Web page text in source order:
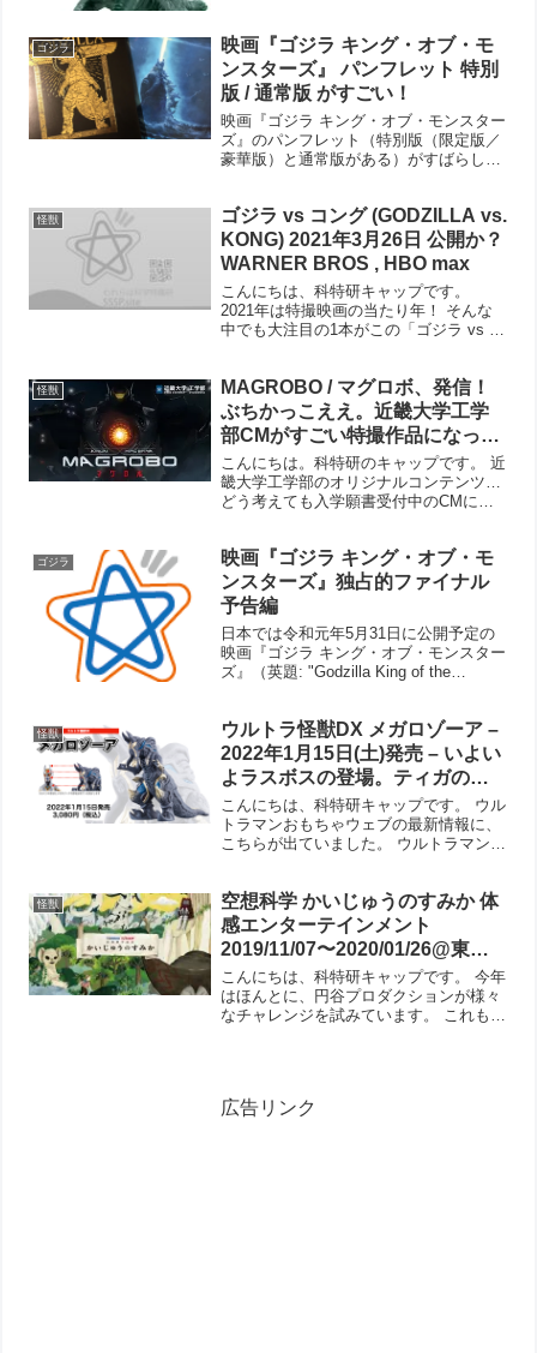
ゴジラ
映画『ゴジラ キング・オブ・モ
ンスターズ』 パンフレット 特別
版 / 通常版 がすごい！
映画『ゴジラ キング・オブ・モンスター
ズ』のパンフレット（特別版（限定版／
豪華版）と通常版がある）がすばらしか
関連本の紹介です。あわせてご覧くださ
い。 『ゴジラ キング...
怪獣
ゴジラ vs コング (GODZILLA vs.
KONG) 2021年3月26日 公開か？
WARNER BROS , HBO max
こんにちは、科特研キャップです。
2021年は特撮映画の当たり年！ そんな
中でも大注目の1本がこの「ゴジラ vs コ
倒しされるとの報道が複数あります。 ...
怪獣
MAGROBO / マグロボ、発信！
ぶちかっこええ。近畿大学工学
部CMがすごい特撮作品になって
いる。
こんにちは。科特研のキャップです。 近
畿大学工学部のオリジナルコンテンツ…
どう考えても入学願書受付中のCMに見
い。 どこかでみたようなシーンや巨大不
明生物やロボットが...
ゴジラ
映画『ゴジラ キング・オブ・モ
ンスターズ』独占的ファイナル
予告編
日本では令和元年5月31日に公開予定の
映画『ゴジラ キング・オブ・モンスター
ズ』（英題: "Godzilla King of the
怪獣
ウルトラ怪獣DX メガロゾーア –
2022年1月15日(土)発売 – いよい
よラスボスの登場。ティガのガ
タノゾーア的存在だが…どこと
なくカルミラの造形が見えるの
は、カルミラが怪獣化する!とい
こんにちは、科特研キャップです。 ウル
トラマンおもちゃウェブの最新情報に、
こちらが出ていました。 ウルトラマント
「ガタノゾーア」だったので、その名前
を継承しているように思い...
怪獣
空想科学 かいじゅうのすみか 体
感エンターテインメント
2019/11/07〜2020/01/26@東京
ドームシティ & ウルトラ怪獣大
百科
こんにちは、科特研キャップです。 今年
はほんとに、円谷プロダクションが様々
なチャレンジを試みています。 これもそ
広告リンク